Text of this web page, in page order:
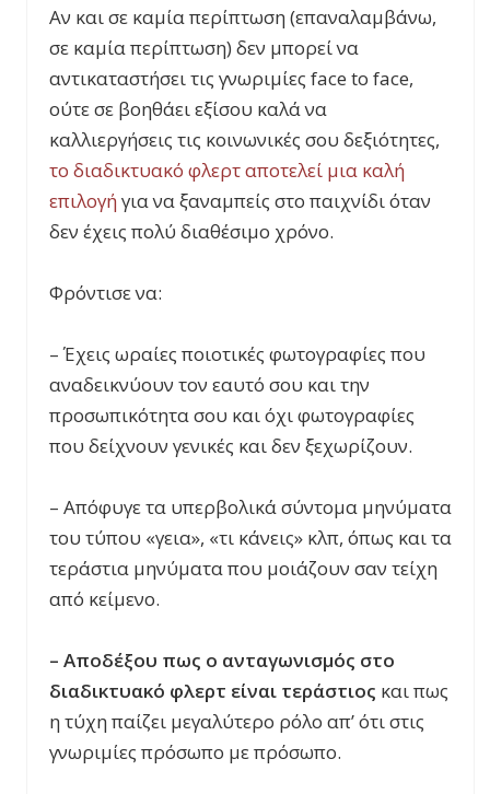
Αν και σε καμία περίπτωση (επαναλαμβάνω,
σε καμία περίπτωση) δεν μπορεί να
αντικαταστήσει τις γνωριμίες face to face,
ούτε σε βοηθάει εξίσου καλά να
καλλιεργήσεις τις κοινωνικές σου δεξιότητες,
το διαδικτυακό φλερτ αποτελεί μια καλή
επιλογή για να ξαναμπείς στο παιχνίδι όταν
δεν έχεις πολύ διαθέσιμο χρόνο.
Φρόντισε να:
– Έχεις ωραίες ποιοτικές φωτογραφίες που
αναδεικνύουν τον εαυτό σου και την
προσωπικότητα σου και όχι φωτογραφίες
που δείχνουν γενικές και δεν ξεχωρίζουν.
– Απόφυγε τα υπερβολικά σύντομα μηνύματα
του τύπου «γεια», «τι κάνεις» κλπ, όπως και τα
τεράστια μηνύματα που μοιάζουν σαν τείχη
από κείμενο.
– Αποδέξου πως ο ανταγωνισμός στο
διαδικτυακό φλερτ είναι τεράστιος και πως
η τύχη παίζει μεγαλύτερο ρόλο απ’ ότι στις
γνωριμίες πρόσωπο με πρόσωπο.